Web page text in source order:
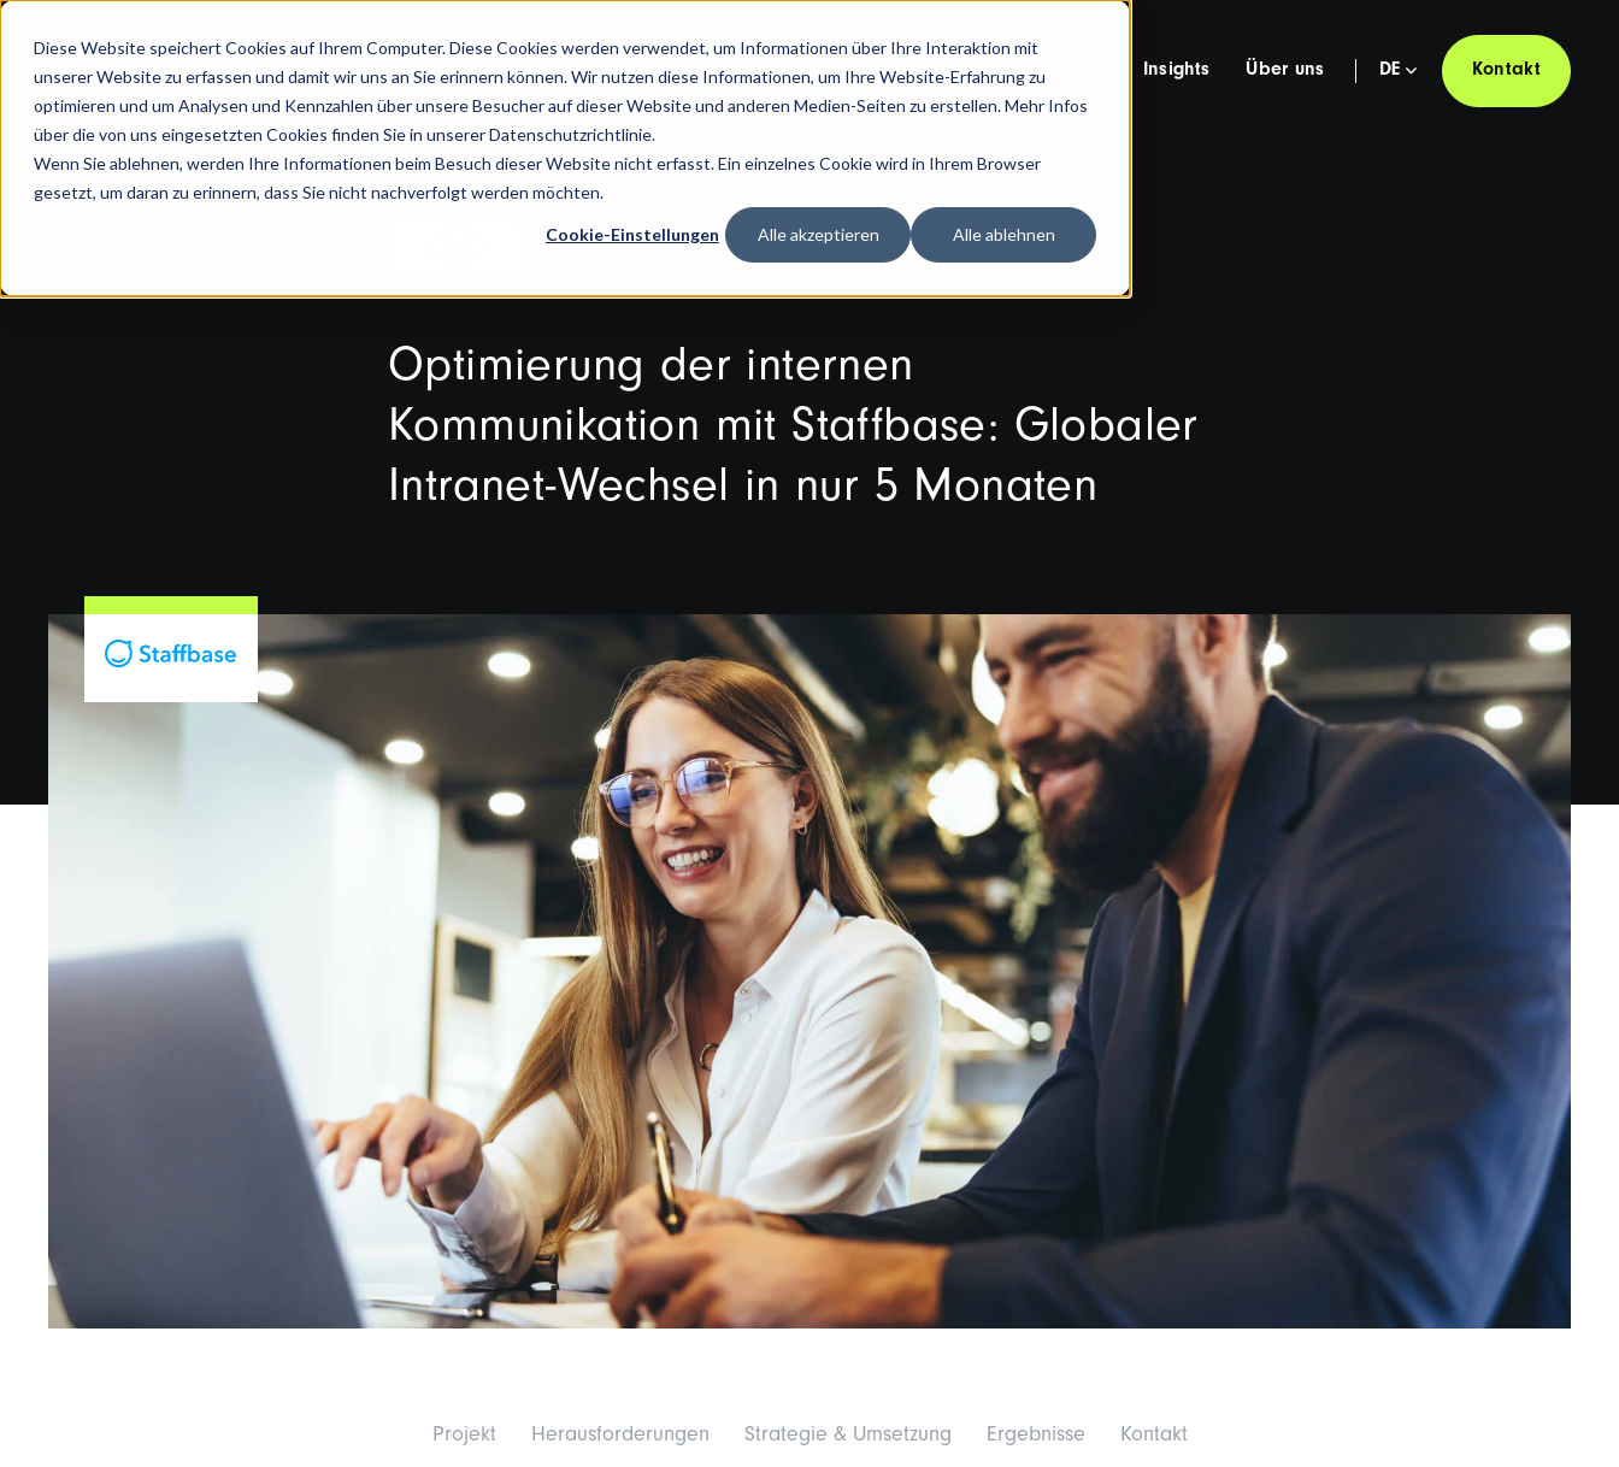
Diese Website speichert Cookies auf Ihrem Computer. Diese Cookies werden verwendet, um Informationen über Ihre Interaktion mit
unserer Website zu erfassen und damit wir uns an Sie erinnern können. Wir nutzen diese Informationen, um Ihre Website-Erfahrung zu
optimieren und um Analysen und Kennzahlen über unsere Besucher auf dieser Website und anderen Medien-Seiten zu erstellen. Mehr Infos
über die von uns eingesetzten Cookies finden Sie in unserer Datenschutzrichtlinie.
Wenn Sie ablehnen, werden Ihre Informationen beim Besuch dieser Website nicht erfasst. Ein einzelnes Cookie wird in Ihrem Browser
gesetzt, um daran zu erinnern, dass Sie nicht nachverfolgt werden möchten.
Cookie-Einstellungen Alle akzeptieren Alle ablehnen
Lösungen Services Technologien Kunden & Branchen Insights Über uns DE Kontakt
Optimierung der internen
Kommunikation mit Staffbase: Globaler
Intranet-Wechsel in nur 5 Monaten
Projekt Herausforderungen Strategie & Umsetzung Ergebnisse Kontakt